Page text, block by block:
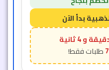
7